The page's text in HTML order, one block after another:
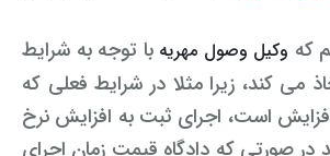
که وکیل وصول مهریه با توجه به شرایط
می کند، زیرا مثلا در شرایط فعلی که
است، اجرای ثبت به افزایش نرخ
صورتی که دادگاه قیمت زمان اجرای